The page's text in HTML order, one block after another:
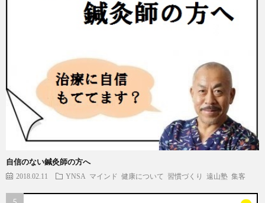
自信のない鍼灸師の方へ
2018.02.11 YNSA マインド 健康について 習慣づくり 遠山塾 集客